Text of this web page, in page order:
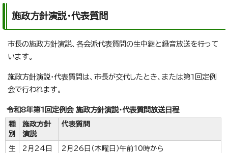
施政方針演説・代表質問
市長の施政方針演説、各会派代表質問の生中継と録音放送を行って
います。
施政方針演説・代表質問は、市長が交代したとき、または第1回定例
会で行われます。
令和8年第1回定例会 施政方針演説・代表質問放送日程
種
別
施政方針
演説
代表質問
生
2月24日
2月26日（木曜日）午前10時から